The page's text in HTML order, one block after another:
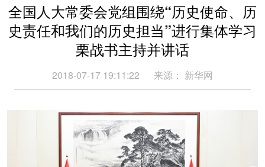
全国人大常委会党组围绕“历史使命、历
史责任和我们的历史担当”进行集体学习
栗战书主持并讲话
2018-07-17 19:11:22 来源： 新华网